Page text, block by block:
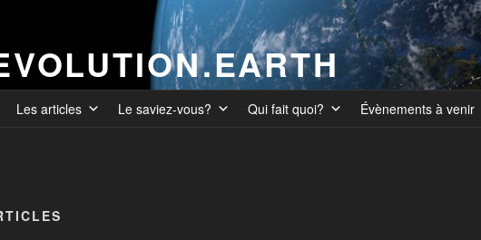
Les articles Le saviez-vous? Qui fait quoi? Évènements à venir